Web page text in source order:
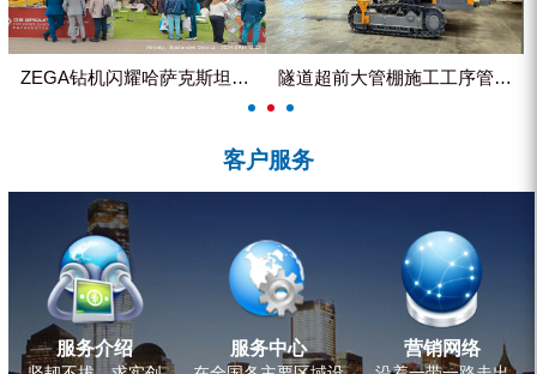
洗轮机
ZEGA钻机闪耀哈萨克斯坦国际... 隧道超前大管棚施工工序管理控制
客户服务
服务介绍 服务中心 营销网络